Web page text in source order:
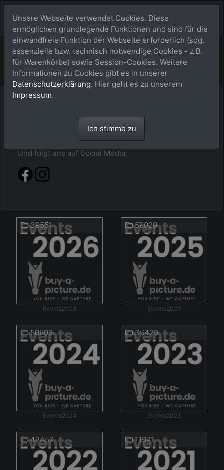
Bildershop
Hier im buy-a-picture.de-Shop findest du alles
den Pferdenamen ein.
Und folgt uns auf Social Media:
39551
Events2026
59029
Events2025
50693
Events2024
35429
Events2023
42457 11971
Unsere Webseite verwendet Cookies. Diese
ermöglichen grundlegende Funktionen und sind für die
einwandfreie Funktion der Webseite erforderlich (sog.
essenzielle bzw. technisch notwendige Cookies - z.B.
für Warenkörbe) sowie Session-Cookies. Weitere
Informationen zu Cookies gibt es in unserer
Datenschutzerklärung. Hier geht es zu unserem
Impressum.
Ich stimme zu